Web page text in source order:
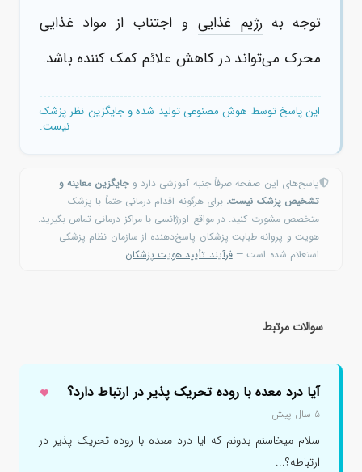
توجه بهرژیم غذایی و اجتناب از مواد غذایی
محرک می‌تواند در کاهش علائم کمک کننده باشد.
این پاسخ توسط هوش مصنوعی تولید شده و جایگزین نظر پزشک
نیست.
پاسخ‌های این صفحه صرفاً جنبه آموزشی دارد وجایگزین معاینه و
تشخیص پزشک نیست. برای هرگونه اقدام درمانی حتماً با پزشک
متخصص مشورت کنید. در مواقع اورژانسی با مراکز درمانی تماس بگیرید.
هویت و پروانه طبابت پزشکان پاسخ‌دهنده از سازمان نظام پزشکی
استعلام شده است —فرآیند تأیید هویت پزشکان.
سوالات مرتبط
آیا درد معده با روده تحریک پذیر در ارتباط دارد؟
۵ سال پیش
سلام میخاسنم بدونم که ایا درد معده با روده تحریک پذیر در
ارتباطه؟...